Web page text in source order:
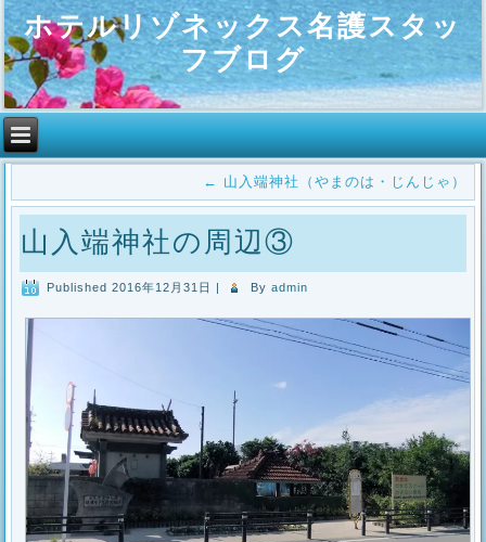
ホテルリゾネックス名護スタッ
フブログ
← 山入端神社（やまのは・じんじゃ）
山入端神社の周辺③
Published 2016年12月31日 By admin